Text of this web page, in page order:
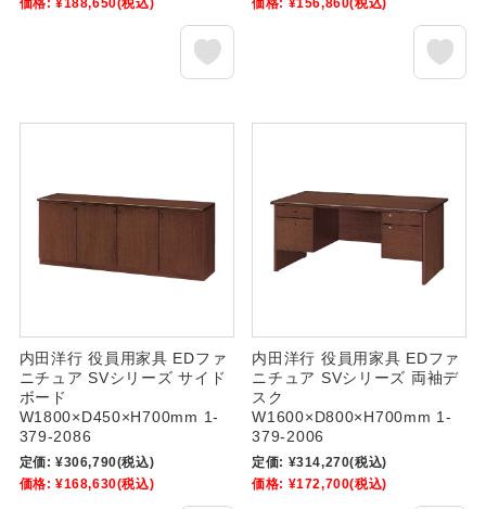
価格: ¥188,650(税込) 価格: ¥156,860(税込)
内田洋行 役員用家具 EDファ
ニチュア SVシリーズ サイド
ボード
W1800×D450×H700mm 1-
379-2086
定価: ¥306,790(税込)
価格: ¥168,630(税込)
内田洋行 役員用家具 EDファ
ニチュア SVシリーズ 両袖デ
スク
W1600×D800×H700mm 1-
379-2006
定価: ¥314,270(税込)
価格: ¥172,700(税込)